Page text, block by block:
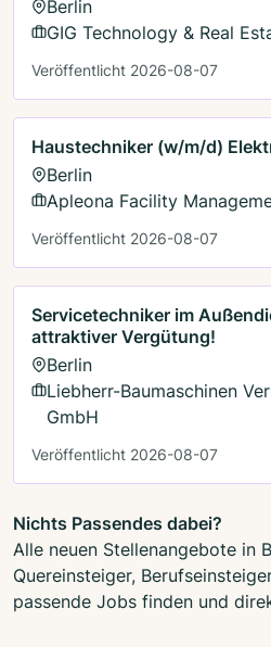
Berlin
GIG Technology & Real
Veröffentlicht 2026-08-07
Haustechniker (w/m/d)
Berlin
Apleona Facility
Veröffentlicht 2026-08-07
Servicetechniker im
attraktiver Vergütung!
Berlin
Liebherr-Baumaschinen
GmbH
Veröffentlicht 2026-08-07
Nichts Passendes dabei?
Alle neuen Stellenangebote in
Quereinsteiger,
passende Jobs finden und